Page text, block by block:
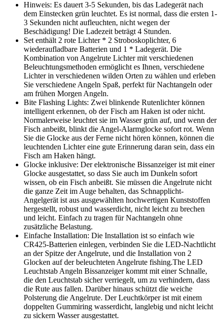
Hinweis: Es dauert 3-5 Sekunden, bis das Ladegerät nach
dem Einstecken grün leuchtet. Es ist normal, dass die ersten 1-
3 Sekunden nicht aufleuchten, nicht wegen der
Beschädigung! Die Ladezeit beträgt 4 Stunden.
Set enthält 2 rote Lichter * 2 Stroboskoplichter, 6
wiederaufladbare Batterien und 1 * Ladegerät. Die
Kombination von Angelrute Lichter mit verschiedenen
Beleuchtungsmethoden ermöglicht es Ihnen, verschiedene
Lichter in verschiedenen wilden Orten zu wählen und erleben
Sie verschiedene Angeln Spaß, perfekt für Nachtangeln oder
am frühen Morgen Angeln.
Bite Flashing Lights: Zwei blinkende Rutenlichter können
intelligent erkennen, ob der Fisch am Haken ist oder nicht.
Normalerweise leuchtet sie im Wasser grün auf, und wenn der
Fisch anbeißt, blinkt die Angel-Alarmglocke sofort rot. Wenn
Sie die Glocke aus der Ferne nicht hören können, können die
leuchtenden Lichter eine gute Erinnerung daran sein, dass ein
Fisch am Haken hängt.
Glocke inklusive: Der elektronische Bissanzeiger ist mit einer
Glocke ausgestattet, so dass Sie auch im Dunkeln sofort
wissen, ob ein Fisch anbeißt. Sie müssen die Angelrute nicht
die ganze Zeit im Auge behalten, das Schnapplicht-
Angelgerät ist aus ausgewählten hochwertigen Kunststoffen
hergestellt, robust und wasserdicht, nicht leicht zu brechen
und leicht. Einfach zu tragen für Nachtangeln ohne
zusätzliche Belastung.
Einfache Installation: Die Installation ist so einfach wie
CR425-Batterien einlegen, verbinden Sie die LED-Nachtlicht
an der Spitze der Angelrute, und die Installation von 2
Glocken auf der beleuchteten Angelrute fishing.The LED
Leuchtstab Angeln Bissanzeiger kommt mit einer Schnalle,
die den Leuchtstab sicher verriegelt, um zu verhindern, dass
die Rute aus fallen. Darüber hinaus schützt die weiche
Polsterung die Angelrute. Der Leuchtkörper ist mit einem
doppelten Gummiring wasserdicht, langlebig und nicht leicht
zu sickern Wasser ausgestattet.